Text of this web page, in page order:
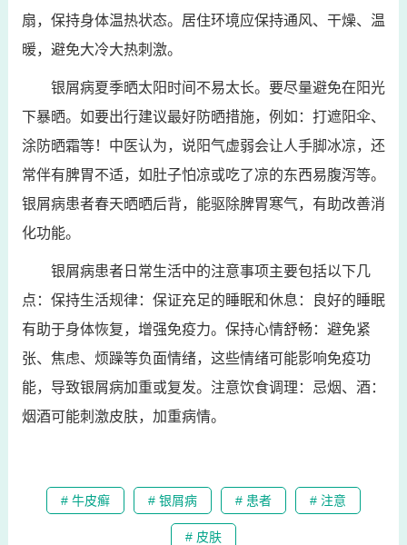
扇，保持身体温热状态。居住环境应保持通风、干燥、温
暖，避免大冷大热刺激。
银屑病夏季晒太阳时间不易太长。要尽量避免在阳光
下暴晒。如要出行建议最好防晒措施，例如：打遮阳伞、
涂防晒霜等！中医认为，说阳气虚弱会让人手脚冰凉，还
常伴有脾胃不适，如肚子怕凉或吃了凉的东西易腹泻等。
银屑病患者春天晒晒后背，能驱除脾胃寒气，有助改善消
化功能。
银屑病患者日常生活中的注意事项主要包括以下几
点：保持生活规律：保证充足的睡眠和休息：良好的睡眠
有助于身体恢复，增强免疫力。保持心情舒畅：避免紧
张、焦虑、烦躁等负面情绪，这些情绪可能影响免疫功
能，导致银屑病加重或复发。注意饮食调理：忌烟、酒：
烟酒可能刺激皮肤，加重病情。
# 牛皮癣 # 银屑病 # 患者 # 注意
# 皮肤